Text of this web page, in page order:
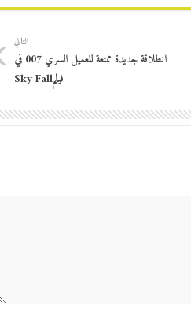
التالي
انطلاقة جديدة ممتعة للعميل السري 007 في
فيلمSky Fall